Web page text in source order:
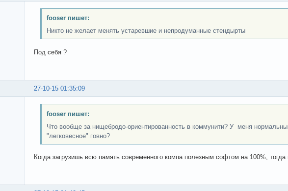
fooser пишет:
Никто не желает менять устаревшие и непродуманные стендырты
Под себя ?
27-10-15 01:35:09
fooser пишет:
Что вообще за нищебродо-ориентированность в коммунити? У меня
"легковесное" говно?
Когда загрузишь всю память современного компа полезным софтом на 100%,